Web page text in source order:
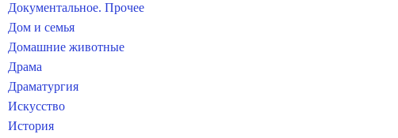
Документальное. Прочее
Дом и семья
Домашние животные
Драма
Драматургия
Искусство
История